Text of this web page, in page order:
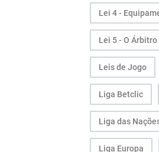
Lei 4 -
Lei 5 - O Árbitro
Leis de Jogo
Liga Betclic
Liga das
Liga Europa